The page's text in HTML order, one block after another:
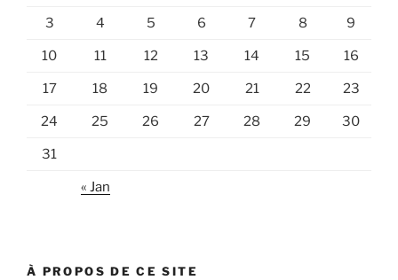
3 4 5 6 7 8 9
10 11 12 13 14 15 16
17 18 19 20 21 22 23
24 25 26 27 28 29 30
31
« Jan
À PROPOS DE CE SITE